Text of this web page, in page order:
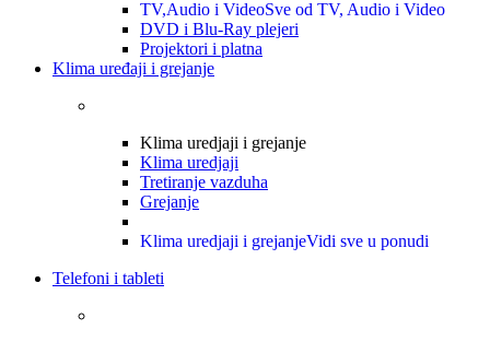
TV,Audio i VideoSve od TV, Audio i Video
DVD i Blu-Ray plejeri
Projektori i platna
Klima uređaji i grejanje
Klima uredjaji i grejanje
Klima uredjaji
Tretiranje vazduha
Grejanje
Klima uredjaji i grejanjeVidi sve u ponudi
Telefoni i tableti